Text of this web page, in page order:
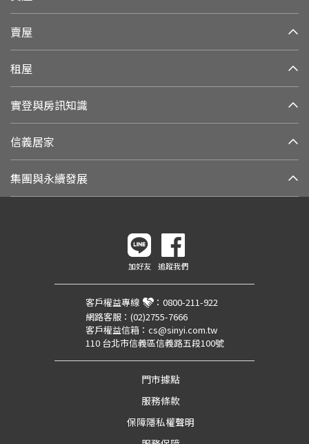
賣屋
租屋
實登與房訊知識
信義居家
集團與永續發展
加好友 追蹤我們
客戶權益專線 ： 0800-211-922
網路客服： (02)2755-7666
客戶權益信箱： cs@sinyi.com.tw
110 台北市信義區信義路五段100號
門市據點
服務條款
保障隱私權聲明